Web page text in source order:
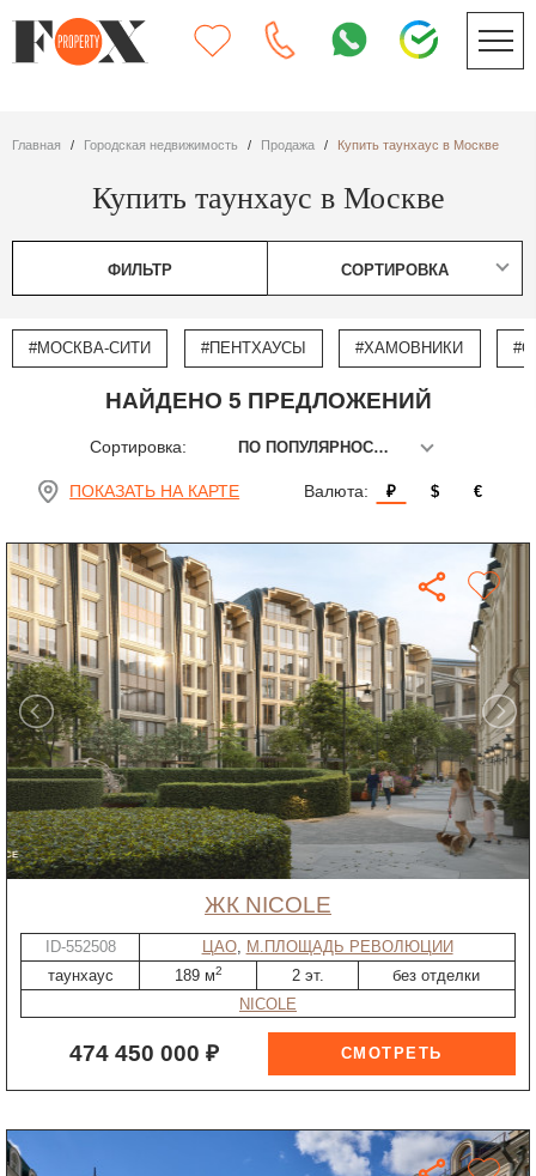
Главная Городская недвижимость Продажа Купить таунхаус в Москве
Купить таунхаус в Москве
ФИЛЬТР СОРТИРОВКА
#МОСКВА-СИТИ #ПЕНТХАУСЫ #ХАМОВНИКИ
НАЙДЕНО 5 ПРЕДЛОЖЕНИЙ
Сортировка: ПО ПОПУЛЯРНОСТИ
ПОКАЗАТЬ НА КАРТЕ Валюта: ₽ $ €
ЖК NICOLE
ID-552508 ЦАО, М.ПЛОЩАДЬ РЕВОЛЮЦИИ
таунхаус
189 м2 2 эт.
без отделки
NICOLE
474 450 000 ₽